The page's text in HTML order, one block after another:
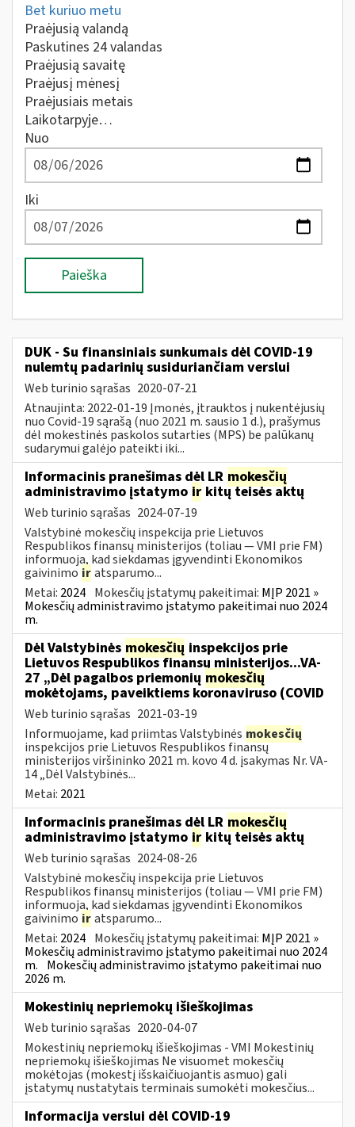
Bet kuriuo metu
Praėjusią valandą
Paskutines 24 valandas
Praėjusią savaitę
Praėjusį mėnesį
Praėjusiais metais
Laikotarpyje…
Nuo
Iki
Paieška
DUK - Su finansiniais sunkumais dėl COVID-19
nulemtų padarinių susiduriančiam verslui
Web turinio sąrašas 2020-07-21
Atnaujinta: 2022-01-19 Įmonės, įtrauktos į nukentėjusių
nuo Covid-19 sąrašą (nuo 2021 m. sausio 1 d.), prašymus
dėl mokestinės paskolos sutarties (MPS) be palūkanų
sudarymui galėjo pateikti iki...
Informacinis pranešimas dėl LR mokesčių
administravimo įstatymo ir kitų teisės aktų
Web turinio sąrašas 2024-07-19
Valstybinė mokesčių inspekcija prie Lietuvos
Respublikos finansų ministerijos (toliau — VMI prie FM)
informuoja, kad siekdamas įgyvendinti Ekonomikos
gaivinimo iratsparumo...
Metai: 2024 Mokesčių įstatymų pakeitimai: MĮP 2021 »
Mokesčių administravimo įstatymo pakeitimai nuo 2024
m.
Dėl Valstybinės mokesčių inspekcijos prie
Lietuvos Respublikos finansų ministerijos...VA-
27 „Dėl pagalbos priemonių mokesčių
mokėtojams, paveiktiems koronaviruso (COVID
Web turinio sąrašas 2021-03-19
Informuojame, kad priimtas Valstybinės mokesčių
inspekcijos prie Lietuvos Respublikos finansų
ministerijos viršininko 2021 m. kovo 4 d. įsakymas Nr. VA-
14 „Dėl Valstybinės...
Metai: 2021
Informacinis pranešimas dėl LR mokesčių
administravimo įstatymo ir kitų teisės aktų
Web turinio sąrašas 2024-08-26
Valstybinė mokesčių inspekcija prie Lietuvos
Respublikos finansų ministerijos (toliau — VMI prie FM)
informuoja, kad siekdamas įgyvendinti Ekonomikos
gaivinimo iratsparumo...
Metai: 2024 Mokesčių įstatymų pakeitimai: MĮP 2021 »
Mokesčių administravimo įstatymo pakeitimai nuo 2024
m. Mokesčių administravimo įstatymo pakeitimai nuo
2026 m.
Mokestinių nepriemokų išieškojimas
Web turinio sąrašas 2020-04-07
Mokestinių nepriemokų išieškojimas - VMI Mokestinių
nepriemokų išieškojimas Ne visuomet mokesčių
mokėtojas (mokestį išskaičiuojantis asmuo) gali
įstatymų nustatytais terminais sumokėti mokesčius...
Informacija verslui dėl COVID-19